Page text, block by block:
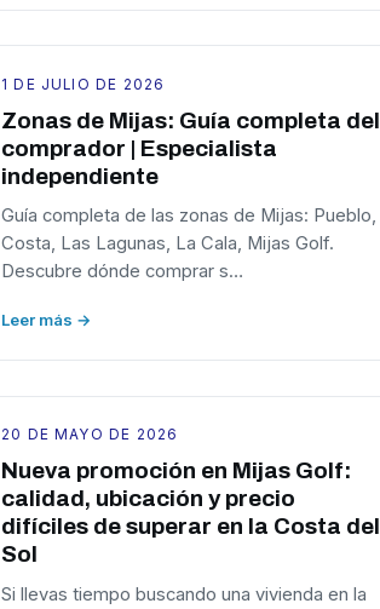
1 DE JULIO DE 2026
Zonas de Mijas: Guía completa del
comprador | Especialista
independiente
Guía completa de las zonas de Mijas: Pueblo,
Costa, Las Lagunas, La Cala, Mijas Golf.
Descubre dónde comprar s…
Leer más →
20 DE MAYO DE 2026
Nueva promoción en Mijas Golf:
calidad, ubicación y precio
difíciles de superar en la Costa del
Sol
Si llevas tiempo buscando una vivienda en la